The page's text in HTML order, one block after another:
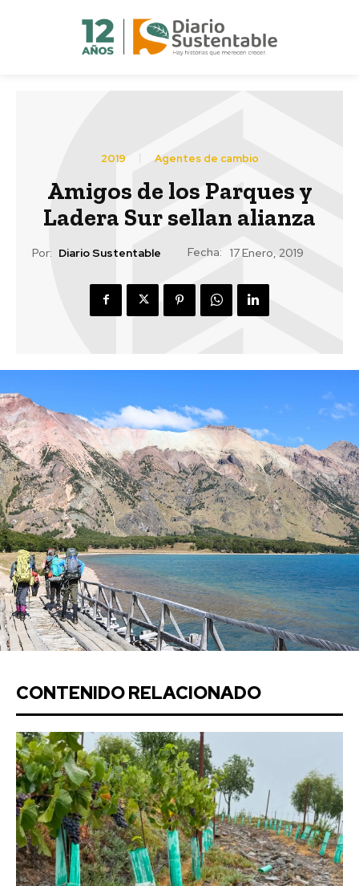
2019 Agentes de cambio
Amigos de los Parques y
Ladera Sur sellan alianza
Por: Diario Sustentable Fecha: 17 Enero, 2019
CONTENIDO RELACIONADO